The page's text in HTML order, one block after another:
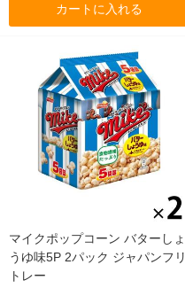
カートに入れる
マイクポップコーン バターしょ
うゆ味5P 2パック ジャパンフリ
トレー